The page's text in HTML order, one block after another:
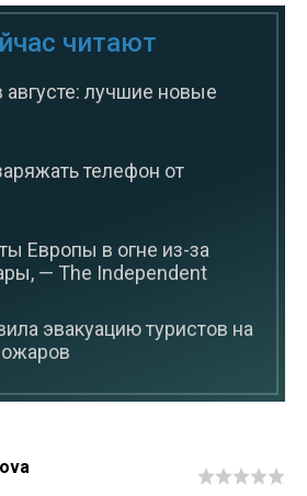
читают
августе: лучшие новые
телефон от
Европы в огне из-за
— The Independent
эвакуацию туристов на